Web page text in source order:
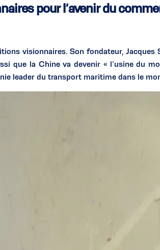
pour l’avenir du
visionnaires. Son fondateur,
que la Chine va devenir « l’usine du
leader du transport maritime dans le